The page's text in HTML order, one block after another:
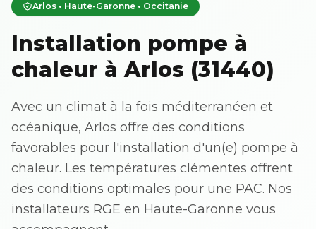
Arlos • Haute-Garonne • Occitanie
Installation pompe à
chaleur à Arlos (31440)
Avec un climat à la fois méditerranéen et
océanique, Arlos offre des conditions
favorables pour l'installation d'un(e) pompe à
chaleur. Les températures clémentes offrent
des conditions optimales pour une PAC. Nos
installateurs RGE en Haute-Garonne vous